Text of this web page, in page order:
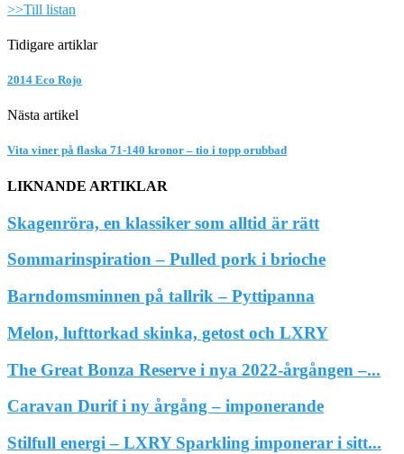
>>Till listan
Tidigare artiklar
2014 Eco Rojo
Nästa artikel
Vita viner på flaska 71-140 kronor – tio i topp orubbad
LIKNANDE ARTIKLAR
Skagenröra, en klassiker som alltid är rätt
Sommarinspiration – Pulled pork i brioche
Barndomsminnen på tallrik – Pyttipanna
Melon, lufttorkad skinka, getost och LXRY
The Great Bonza Reserve i nya 2022-årgången –...
Caravan Durif i ny årgång – imponerande
Stilfull energi – LXRY Sparkling imponerar i sitt...